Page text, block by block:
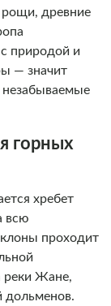
его
расскажем
рощи, древние
природой и
— значит
незабываемые
горных
хребет
всю
проходит
реки Жане,
дольменов.